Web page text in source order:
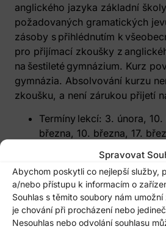
Spravovat
Abychom poskytli co nejlepší služby,
a/nebo přístupu k informacím o
Souhlas s těmito soubory nám
je chování při procházení nebo
Nesouhlas nebo odvolání souhlasu
anglického jazyka základní
požadovaných gramatických
zásoby s přihlédnutím k
pro přijímací zkoušky z
na šestileté gymnázium. Kurz
gymnázia. Absolvování kurzu
zkoušku, a není zárukou přijetí
Termíny lekcí: 3. února,
března, 10. března, 17.
Čas: 16.00-17.30
Místo konání kurzu:
Vejrostova 1143/2, Brno
Kurzovné: 1 200 Kč